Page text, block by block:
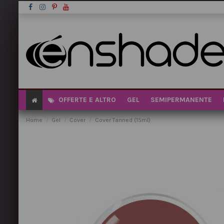
OFFERTE E ALTRO GEL SEMIPERMANENTE
Home Gel Cover Cover Tanned (15ml)